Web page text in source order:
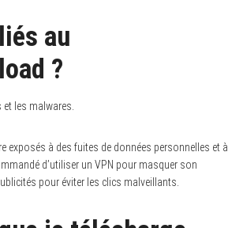
au
?
les malwares.
exposés à des fuites de données personnelles et à
d’utiliser un VPN pour masquer son
pour éviter les clics malveillants.